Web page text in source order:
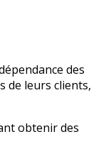
des
de leurs clients,
obtenir des